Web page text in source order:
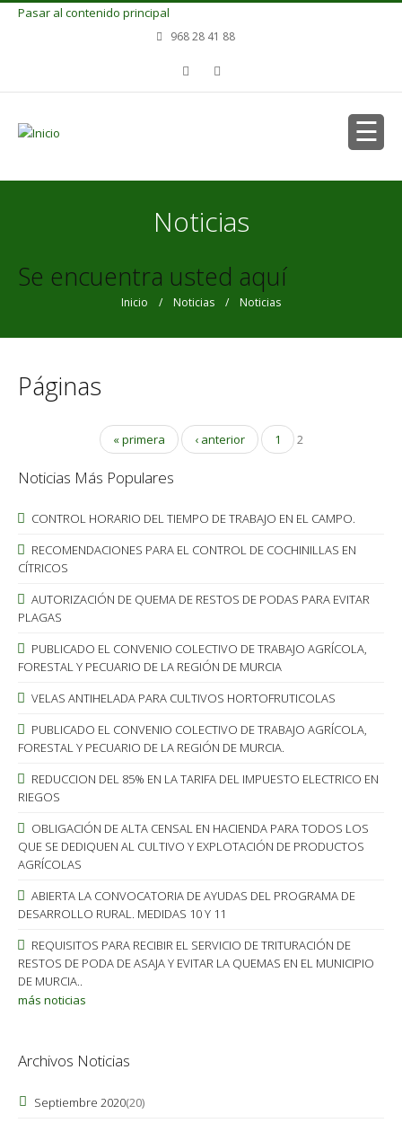
Pasar al contenido principal
968 28 41 88
Noticias
Se encuentra usted aquí
Inicio / Noticias / Noticias
Páginas
« primera ‹ anterior 1 2
Noticias Más Populares
CONTROL HORARIO DEL TIEMPO DE TRABAJO EN EL CAMPO.
RECOMENDACIONES PARA EL CONTROL DE COCHINILLAS EN
CÍTRICOS
AUTORIZACIÓN DE QUEMA DE RESTOS DE PODAS PARA EVITAR
PLAGAS
PUBLICADO EL CONVENIO COLECTIVO DE TRABAJO AGRÍCOLA,
FORESTAL Y PECUARIO DE LA REGIÓN DE MURCIA
VELAS ANTIHELADA PARA CULTIVOS HORTOFRUTICOLAS
PUBLICADO EL CONVENIO COLECTIVO DE TRABAJO AGRÍCOLA,
FORESTAL Y PECUARIO DE LA REGIÓN DE MURCIA.
REDUCCION DEL 85% EN LA TARIFA DEL IMPUESTO ELECTRICO EN
RIEGOS
OBLIGACIÓN DE ALTA CENSAL EN HACIENDA PARA TODOS LOS
QUE SE DEDIQUEN AL CULTIVO Y EXPLOTACIÓN DE PRODUCTOS
AGRÍCOLAS
ABIERTA LA CONVOCATORIA DE AYUDAS DEL PROGRAMA DE
DESARROLLO RURAL. MEDIDAS 10 Y 11
REQUISITOS PARA RECIBIR EL SERVICIO DE TRITURACIÓN DE
RESTOS DE PODA DE ASAJA Y EVITAR LA QUEMAS EN EL MUNICIPIO
DE MURCIA..
más noticias
Archivos Noticias
Septiembre 2020(20)